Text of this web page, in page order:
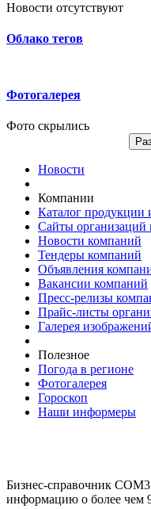
Новости отсутствуют
Облако тегов
Фотогалерея
Фото скрылись
Новости
Компании
Каталог продукции
Сайты организаций
Новости компаний
Тендеры компаний
Объявления
Вакансии компаний
Пресс-релизы
Прайс-листы
Галерея
Полезное
Погода в регионе
Фотогалерея
Гороскоп
Наши информеры
Бизнес-справочник
информацию о более чем